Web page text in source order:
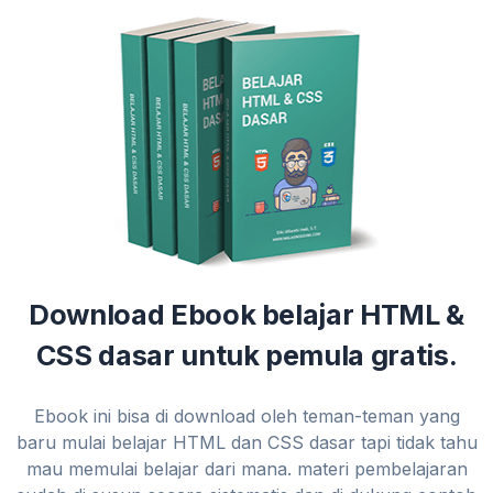
Download Ebook belajar HTML &
CSS dasar untuk pemula gratis.
Ebook ini bisa di download oleh teman-teman yang
baru mulai belajar HTML dan CSS dasar tapi tidak tahu
mau memulai belajar dari mana. materi pembelajaran